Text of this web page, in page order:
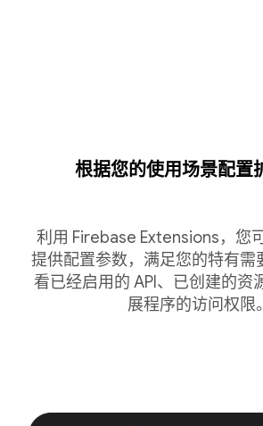
根据您的使用场景配置
利用 Firebase Extensions，您
提供配置参数，满足您的特有需
看已经启用的 API、已创建的资
展程序的访问权限。